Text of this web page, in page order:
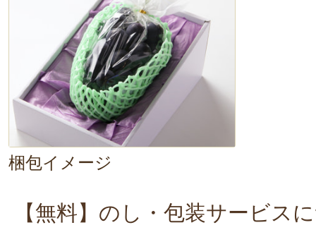
梱包イメージ
【無料】のし・包装サービス